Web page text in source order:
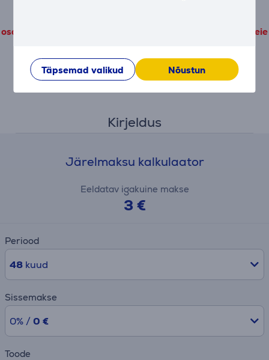
Täpsemad valikud Nõustun
osapooltelt, on võimalik vaadata vaid siis kui nõustute meie
Täpsemad valikud
Kirjeldus
Järelmaksu kalkulaator
Eeldatav igakuine makse
3 €
Periood
48kuud
Sissemakse
0% / 0 €
Toode